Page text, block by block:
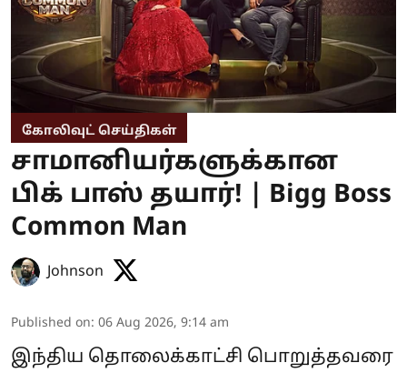
கோலிவுட் செய்திகள்
சாமானியர்களுக்கான
பிக் பாஸ் தயார்! | Bigg Boss
Common Man
Johnson
Published on: 06 Aug 2026, 9:14 am
இந்திய தொலைக்காட்சி பொறுத்தவரை